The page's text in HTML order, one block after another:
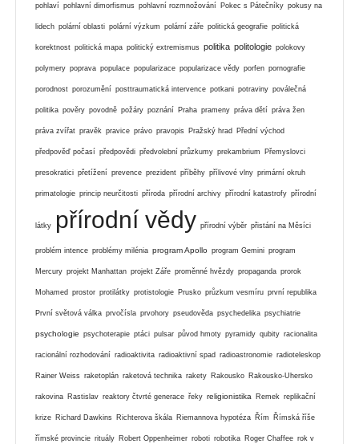
pohlaví pohlavní dimorfismus pohlavní rozmnožování Pokec s Pátečníky pokusy na
lidech polární oblasti polární výzkum polární záře politická geografie politická
korektnost politická mapa politický extremismus politika politologie polokovy
polymery poprava populace popularizace popularizace vědy porfen pornografie
porodnost porozumění posttraumatická intervence potkani potraviny poválečná
politika pověry povodně požáry poznání Praha prameny práva dětí práva žen
práva zvířat pravěk pravice právo pravopis Pražský hrad Přední východ
předpověď počasí předpovědi předvolební průzkumy prekambrium Přemyslovci
presokratici přetížení prevence prezident příběhy přílivové vlny primární okruh
primatologie princip neurčitosti příroda přírodní archivy přírodní katastrofy přírodní
látky přírodní vědy přírodní výběr přistání na Měsíci
problém intence problémy milénia program Apollo program Gemini program
Mercury projekt Manhattan projekt Záře proměnné hvězdy propaganda prorok
Mohamed prostor protilátky protistologie Prusko průzkum vesmíru první republika
První světová válka prvočísla prvohory pseudověda psychedelika psychiatrie
psychologie psychoterapie ptáci pulsar původ hmoty pyramidy qubity racionalita
racionální rozhodování radioaktivita radioaktivní spad radioastronomie radioteleskop
Rainer Weiss raketoplán raketová technika rakety Rakousko Rakousko-Uhersko
rakovina Rastislav reaktory čtvrté generace řeky religionistika Remek replikační
krize Richard Dawkins Richterova škála Riemannova hypotéza Řím Římská říše
římské provincie rituály Robert Oppenheimer roboti robotika Roger Chaffee rok v